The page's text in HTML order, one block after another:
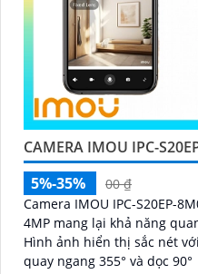
CAMERA IMOU IPC-
5%-35%
00 ₫
Camera IMOU IPC-S20EP-
4MP mang lại khả năng
Hình ảnh hiển thị sắc nét
quay ngang 355° và dọc 90°